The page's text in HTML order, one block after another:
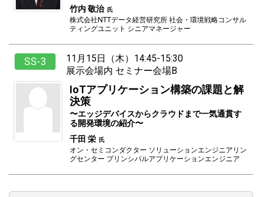
竹内 敬治
株式会社NTTデータ経営研究所 社会・環境戦略コンサル
ティングユニット シニアマネージャー
SS-3
11月15日（木）14:45-15:30
展示会場内 セミナー会場B
IoTアプリケーション構築の課題と解
決策
エッジデバイスからクラウドまで一気通貫す
る開発環境の紹介
千田 栄
オン・セミコンダクター ソリューションエンジニアリン
グセンター プリンシパルアプリケーションエンジニア
新規・注目の出展社紹介
会場マップPDF
カンファレンス情報
カンファレンス一覧
主催者テーマパビリオン
スタートアップ＆グローバルパビリオン
企画イベント